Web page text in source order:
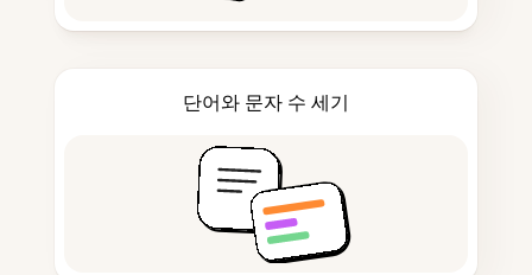
단어와 문자 수 세기